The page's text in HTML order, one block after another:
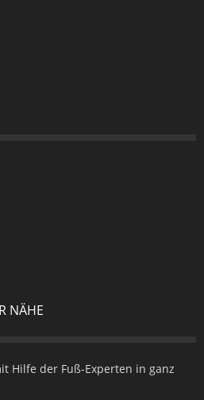
NÄHE
Hilfe der Fuß-Experten in ganz